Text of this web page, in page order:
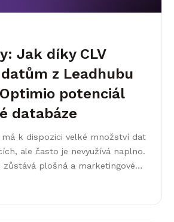
Jak díky CLV
z Leadhubu
potenciál
databáze
k dispozici velké množství dat
ale často je nevyužívá naplno.
zůstává plošná a marketingové